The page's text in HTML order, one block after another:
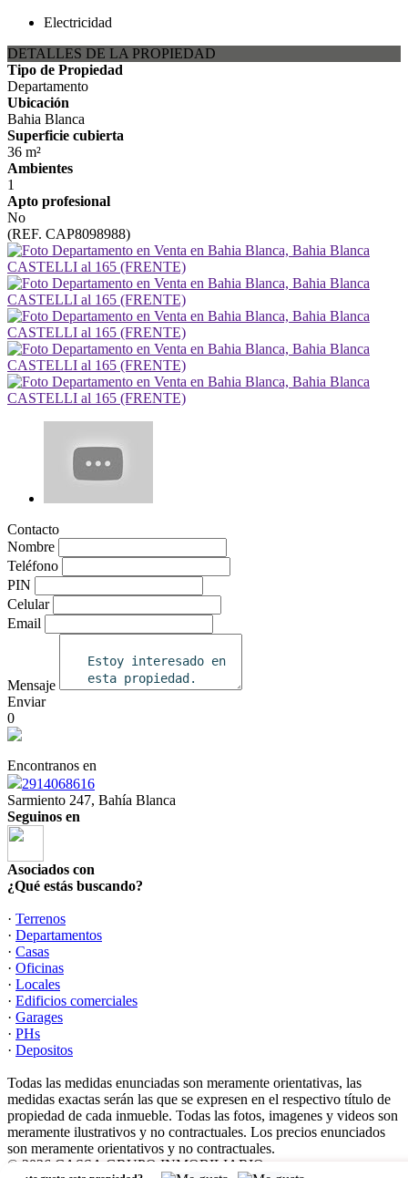
Electricidad
DETALLES DE LA PROPIEDAD
Tipo de Propiedad
Departamento
Ubicación
Bahia Blanca
Superficie cubierta
36 m²
Ambientes
1
Apto profesional
No
(REF. CAP8098988)
Contacto
Nombre
Teléfono
PIN
Celular
Email
Mensaje
Enviar
0
Encontranos en
2914068616
Sarmiento 247, Bahía Blanca
Seguinos en
Asociados con
¿Qué estás buscando?
· Terrenos
· Departamentos
· Casas
· Oficinas
· Locales
· Edificios comerciales
· Garages
· PHs
· Depositos
Todas las medidas enunciadas son meramente orientativas, las
medidas exactas serán las que se expresen en el respectivo título de
propiedad de cada inmueble. Todas las fotos, imagenes y videos son
meramente ilustrativos y no contractuales. Los precios enunciados
son meramente orientativos y no contractuales.
© 2026 CASSA GRUPO INMOBILIARIO.